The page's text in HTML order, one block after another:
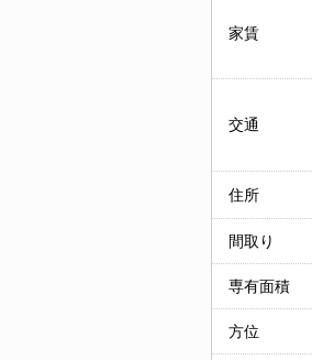
家賃
交通
住所
間取り
専有面積
方位